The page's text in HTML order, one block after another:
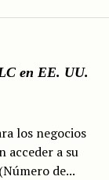
en EE. UU.
los negocios
acceder a su
de...